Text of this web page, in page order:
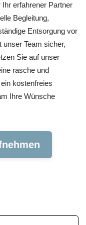
erfahrener Partner
Begleitung,
Entsorgung vor
Team sicher,
Sie auf unser
rasche und
kostenfreies
Ihre Wünsche